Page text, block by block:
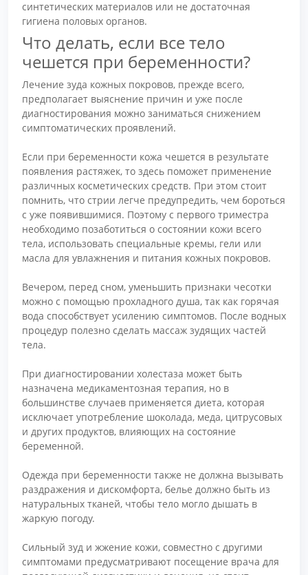
синтетических материалов или не достаточная
гигиена половых органов.
Что делать, если все тело
чешется при беременности?
Лечение зуда кожных покровов, прежде всего,
предполагает выяснение причин и уже после
диагностирования можно заниматься снижением
симптоматических проявлений.
Если при беременности кожа чешется в результате
появления растяжек, то здесь поможет применение
различных косметических средств. При этом стоит
помнить, что стрии легче предупредить, чем бороться
с уже появившимися. Поэтому с первого триместра
необходимо позаботиться о состоянии кожи всего
тела, использовать специальные кремы, гели или
масла для увлажнения и питания кожных покровов.
Вечером, перед сном, уменьшить признаки чесотки
можно с помощью прохладного душа, так как горячая
вода способствует усилению симптомов. После водных
процедур полезно сделать массаж зудящих частей
тела.
При диагностировании холестаза может быть
назначена медикаментозная терапия, но в
большинстве случаев применяется диета, которая
исключает употребление шоколада, меда, цитрусовых
и других продуктов, влияющих на состояние
беременной.
Одежда при беременности также не должна вызывать
раздражения и дискомфорта, белье должно быть из
натуральных тканей, чтобы тело могло дышать в
жаркую погоду.
Сильный зуд и жжение кожи, совместно с другими
симптомами предусматривают посещение врача для